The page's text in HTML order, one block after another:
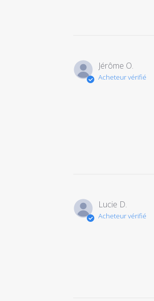
Jérôme O.
Acheteur vérifié
Lucie D.
Acheteur vérifié